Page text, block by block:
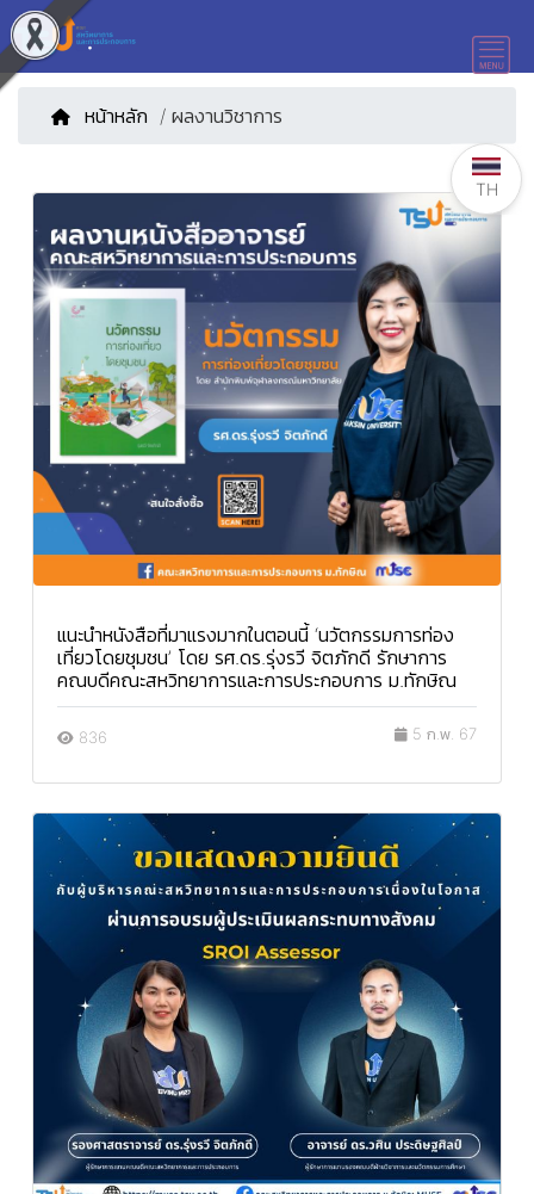
หน้าหลัก / ผลงานวิชาการ
แนะนำหนังสือที่มาแรงมากในตอนนี้ ‘นวัตกรรมการท่อง
เที่ยวโดยชุมชน’ โดย รศ.ดร.รุ่งรวี จิตภักดี รักษาการ
คณบดีคณะสหวิทยาการและการประกอบการ ม.ทักษิณ
836 5 ก.พ. 67
TH